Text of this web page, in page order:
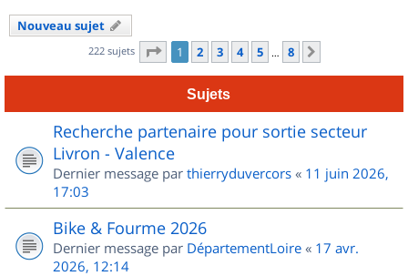
Nouveau sujet
222 sujets Page 1sur
1 2 3 4 5 … 8
Sujets
Recherche partenaire pour sortie secteur
Livron - Valence
Dernier message par thierryduvercors « 11 juin 2026,
17:03
Bike & Fourme 2026
Dernier message par DépartementLoire « 17 avr.
2026, 12:14